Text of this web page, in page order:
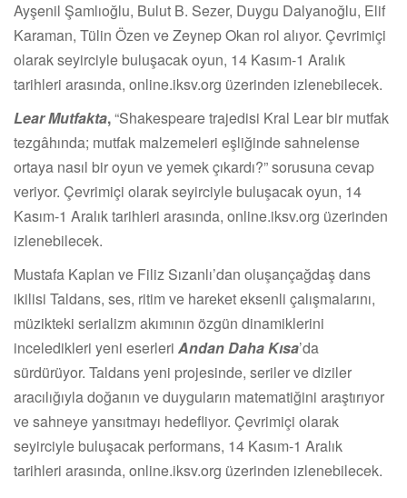
Ayşenil Şamlıoğlu, Bulut B. Sezer, Duygu Dalyanoğlu, Elif
Karaman, Tülin Özen ve Zeynep Okan rol alıyor. Çevrimiçi
olarak seyirciyle buluşacak oyun, 14 Kasım-1 Aralık
tarihleri arasında, online.iksv.org üzerinden izlenebilecek.
Lear Mutfakta,“Shakespeare trajedisi Kral Lear bir mutfak
tezgâhında; mutfak malzemeleri eşliğinde sahnelense
ortaya nasıl bir oyun ve yemek çıkardı?” sorusuna cevap
veriyor. Çevrimiçi olarak seyirciyle buluşacak oyun, 14
Kasım-1 Aralık tarihleri arasında, online.iksv.org üzerinden
izlenebilecek.
Mustafa Kaplan ve Filiz Sızanlı’dan oluşançağdaş dans
ikilisi Taldans, ses, ritim ve hareket eksenli çalışmalarını,
müzikteki serializm akımının özgün dinamiklerini
inceledikleri yeni eserleri Andan Daha Kısa’da
sürdürüyor. Taldans yeni projesinde, seriler ve diziler
aracılığıyla doğanın ve duyguların matematiğini araştırıyor
ve sahneye yansıtmayı hedefliyor. Çevrimiçi olarak
seyirciyle buluşacak performans, 14 Kasım-1 Aralık
tarihleri arasında, online.iksv.org üzerinden izlenebilecek.